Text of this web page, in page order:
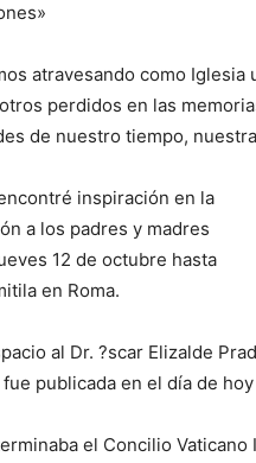
atravesando como
perdidos en las
de nuestro tiempo,
inspiración en la
a los padres y madres
12 de octubre hasta
en Roma.
al Dr. ?scar Elizalde
publicada en el día de
el Concilio Vaticano